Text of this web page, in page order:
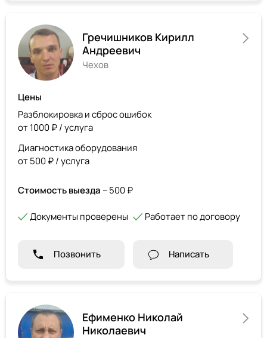
Гречишников Кирилл
Андреевич
Чехов
Цены
Разблокировка и сброс ошибок
от 1000 ₽ / услуга
Диагностика оборудования
от 500 ₽ / услуга
Стоимость выезда – 500 ₽
Документы проверены Работает по договору
Позвонить Написать
Ефименко Николай
Николаевич